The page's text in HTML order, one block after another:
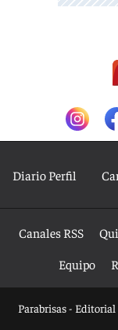
Diario Perfil
Canales RSS
Equipo
Parabrisas - Editorial